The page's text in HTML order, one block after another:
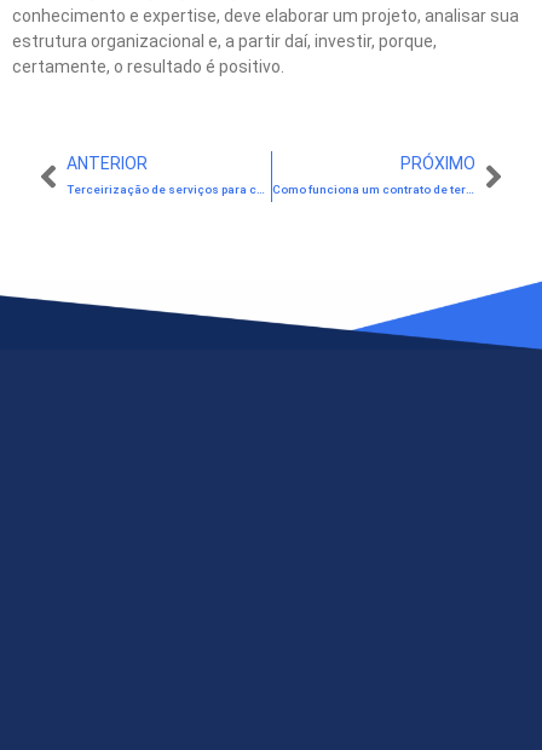
conhecimento e expertise, deve elaborar um projeto, analisar sua
estrutura organizacional e, a partir daí, investir, porque,
certamente, o resultado é positivo.
ANTERIOR
Terceirização de serviços para condomínios
PRÓXIMO
Como funciona um contrato de terceirização de atividade-fim?